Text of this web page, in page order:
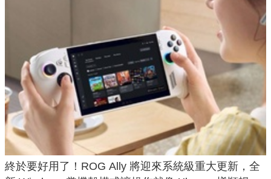
終於要好用了！ROG Ally 將迎來系統級重大更新，全